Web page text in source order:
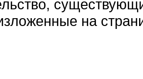
на